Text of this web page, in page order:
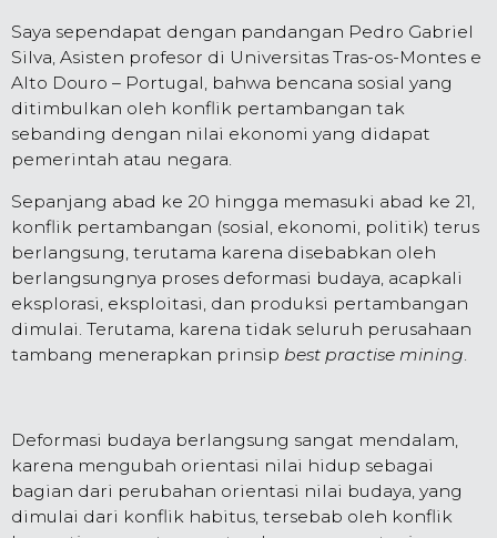
Saya sependapat dengan pandangan Pedro Gabriel
Silva, Asisten profesor di Universitas Tras-os-Montes e
Alto Douro – Portugal, bahwa bencana sosial yang
ditimbulkan oleh konflik pertambangan tak
sebanding dengan nilai ekonomi yang didapat
pemerintah atau negara.
Sepanjang abad ke 20 hingga memasuki abad ke 21,
konflik pertambangan (sosial, ekonomi, politik) terus
berlangsung, terutama karena disebabkan oleh
berlangsungnya proses deformasi budaya, acapkali
eksplorasi, eksploitasi, dan produksi pertambangan
dimulai. Terutama, karena tidak seluruh perusahaan
tambang menerapkan prinsip best practise mining.
Deformasi budaya berlangsung sangat mendalam,
karena mengubah orientasi nilai hidup sebagai
bagian dari perubahan orientasi nilai budaya, yang
dimulai dari konflik habitus, tersebab oleh konflik